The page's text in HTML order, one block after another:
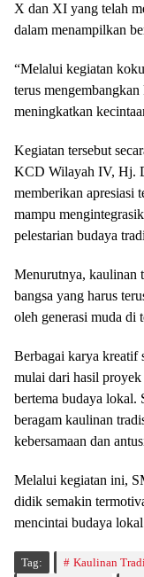
X dan XI yang telah
dalam menampilkan
“Melalui kegiatan
terus
meningkatkan
Kegiatan tersebut
KCD Wilayah IV, Hj.
memberikan apresiasi
mampu
pelestarian budaya
Menurutnya, kaulinan
bangsa yang harus
oleh generasi muda di
Berbagai karya kreatif
mulai dari hasil
bertema budaya lokal.
beragam kaulinan
kebersamaan dan
Melalui kegiatan ini,
didik semakin
mencintai budaya
Tag: Kaulinan